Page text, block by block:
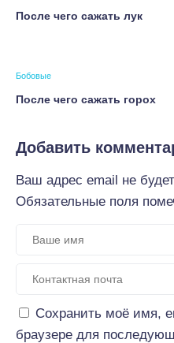
После чего сажать лук
Бобовые
После чего сажать горох
Добавить
Ваш адрес email не
Обязательные поля
Сохранить моё имя,
браузере для